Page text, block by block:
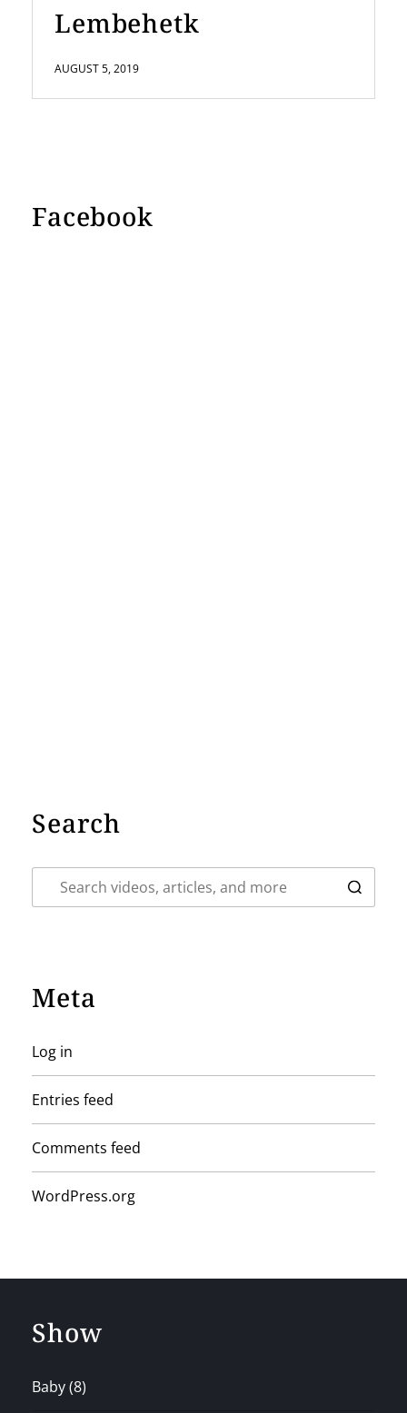
Lembehetk
AUGUST 5, 2019
Facebook
Search
Meta
Log in
Entries feed
Comments feed
WordPress.org
Show
Baby(8)